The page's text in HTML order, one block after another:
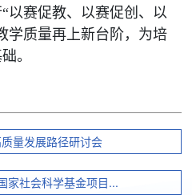
以赛促教、以赛促创、以
学质量再上新台阶，为培
。
质量发展路径研讨会
家社会科学基金项目...